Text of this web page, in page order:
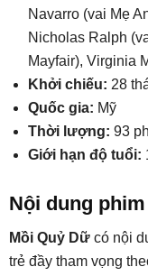
Navarro (vai Mẹ
Nicholas Ralph
Mayfair), Virginia
Khởi chiếu: 28
Quốc gia: Mỹ
Thời lượng: 93
Giới hạn độ tuổi:
Nội dung
Mồi Quỷ Dữ có nội
trẻ đầy tham vọng